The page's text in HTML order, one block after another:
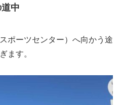
中
ポーツセンター）へ向かう途
ます。